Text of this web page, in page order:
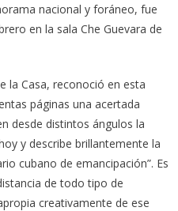
nacional y foráneo, fue
en la sala Che Guevara de
la Casa, reconoció en esta
páginas una acertada
desde distintos ángulos la
y describe brillantemente la
cubano de emancipación”. Es
de todo tipo de
creativamente de ese